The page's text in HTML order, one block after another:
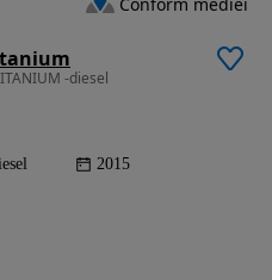
-diesel
2015